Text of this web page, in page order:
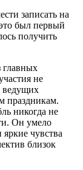
записать на
был первый
получить
главных
не
ведущих
праздникам.
никогда не
Он умело
чувства
близок